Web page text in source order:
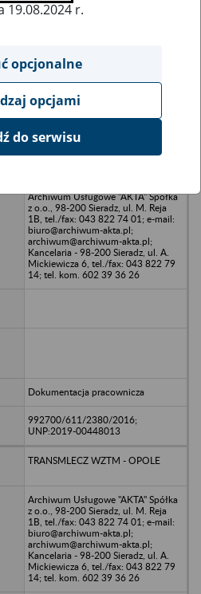
bazy
UNI TREZ - OPOLE
Archiwum Usługowe "AKTA" Spółka
z o.o., 98-200 Sieradz, ul. M. Reja
1B, tel./fax: 043 822 74 01; e-mail:
biuro@archiwum-akta.pl;
archiwum@archiwum-akta.pl;
Kancelaria - 98-200 Sieradz, ul. A.
Mickiewicza 6, tel./fax: 043 822 79
14; tel. kom. 602 39 36 26
Dokumentacja pracownicza
992700/611/2380/2016;
UNP:2019-00448013
TRANSMLECZ WZTM - OPOLE
Archiwum Usługowe "AKTA" Spółka
z o.o., 98-200 Sieradz, ul. M. Reja
1B, tel./fax: 043 822 74 01; e-mail:
biuro@archiwum-akta.pl;
archiwum@archiwum-akta.pl;
Kancelaria - 98-200 Sieradz, ul. A.
Mickiewicza 6, tel./fax: 043 822 79
14; tel. kom. 602 39 36 26
19.08.2024 r.
opcjonalne
opcjami
do serwisu